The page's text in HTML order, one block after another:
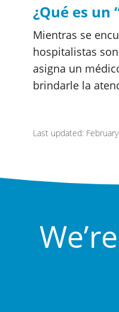
¿Qué es un
Mientras se
hospitalistas
asigna un
brindarle la
Last updated: